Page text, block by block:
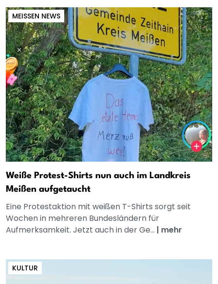
MEISSEN NEWS
Weiße Protest-Shirts nun auch im Landkreis
Meißen aufgetaucht
Eine Protestaktion mit weißen T-Shirts sorgt seit
Wochen in mehreren Bundesländern für
Aufmerksamkeit. Jetzt auch in der Ge... | mehr
KULTUR